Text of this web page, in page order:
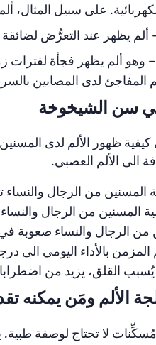
على سبيل
ألم يظهر عند التعرُّض
– وهو ألم يظهر فجأة لفترات
المفاجئ لدى المصابين
سن الشيخوخة
ظهور الألم لدى
الى الألم العصبي.
من الرجال والنساء
المسنين من الرجال والنساء
من الرجال والنساء صعوبة في
المزمن بالأداء اليومي الى
يُسبب القلق، يزيد من
الألم ومَن يمكنه
لا تحتاج لوصفة طبية.